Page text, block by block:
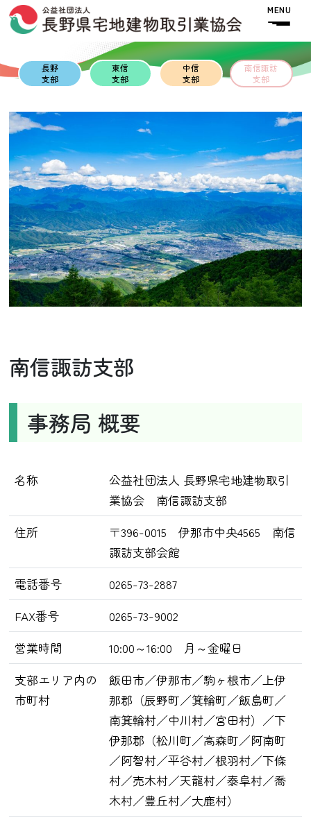
Skip to content
Skip to footer
長野
支部
東信
支部
中信
支部
南信諏訪
支部
南信諏訪支部
事務局 概要
名称
公益社団法人 長野県宅地建物取引
業協会 南信諏訪支部
住所
〒396-0015 伊那市中央4565 南信
諏訪支部会館
電話番号
0265-73-2887
FAX番号
0265-73-9002
営業時間
10:00～16:00 月～金曜日
支部エリア内の
市町村
飯田市／伊那市／駒ヶ根市／上伊
那郡（辰野町／箕輪町／飯島町／
南箕輪村／中川村／宮田村）／下
伊那郡（松川町／高森町／阿南町
／阿智村／平谷村／根羽村／下條
村／売木村／天龍村／泰阜村／喬
木村／豊丘村／大鹿村）
MENU